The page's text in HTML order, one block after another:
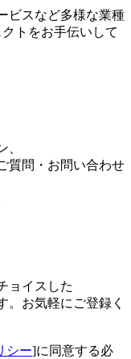
ビスなど多様な業種
トをお手伝いして
、
質問・お問い合わせ
ョイスした
。お気軽にご登録く
シー]に同意する必